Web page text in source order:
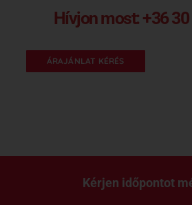
Hívjon most: +36
ÁRAJÁNLAT KÉRÉS
Kérjen időpontot